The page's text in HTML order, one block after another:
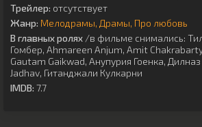
Трейлер: отсутствует
Жанр: Мелодрамы Драмы Про любовь
В главных ролях /в фильме снимались:
Гомбер, Ahmareen Anjum, Amit
Gautam Gaikwad, Анупурия Гоенка,
Jadhav, Гитанджали Кулкарни
IMDB: 7.7